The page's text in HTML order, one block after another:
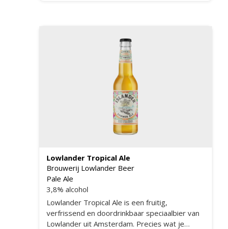
bier nog gedryhopt met Galaxy, Citra en Sabro
Lowlander Tropical Ale
Brouwerij Lowlander Beer
Pale Ale
3,8% alcohol
Lowlander Tropical Ale is een fruitig,
verfrissend en doordrinkbaar speciaalbier van
Lowlander uit Amsterdam. Precies wat je